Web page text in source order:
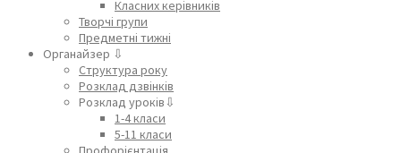
Класних керівників
Творчі групи
Предметні тижні
Органайзер ⇩
Структура року
Розклад дзвінків
Розклад уроків⇩
1-4 класи
5-11 класи